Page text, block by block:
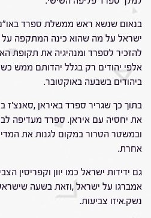
בנאום שנשא ראש ממשלת ספרד
ישראל על מה שהוא כינה המתקפה על
להזכיר לספרד ומנהיגיה את תקופת
אלפי יהודים רק בגלל יהדותם ממש
ביהודים בשבעה באוקטובר.
בתוך כך שגריר ספרד באיראן
את יחסיה עם איראן. ספרד מעדיפה
ובמשטר הטרור במקום לגנות את
אחרת.
גם ידידות ישראל כמו יוון וקפריסין
אמברגו על ישראל ,וזאת בשעה
נשק.איזו צביעות.